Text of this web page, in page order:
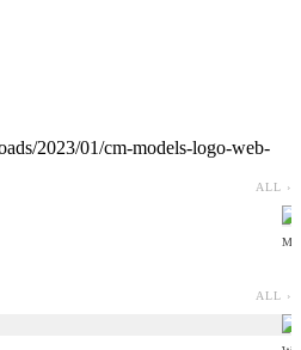
2023/01/cm-models-logo-web-
ALL ›
ALL ›